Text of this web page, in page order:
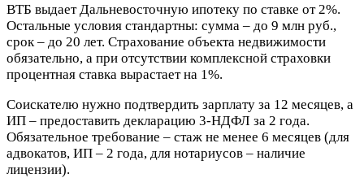
ВТБ выдает Дальневосточную ипотеку по ставке от 2%.
Остальные условия стандартны: сумма – до 9 млн руб.,
срок – до 20 лет. Страхование объекта недвижимости
обязательно, а при отсутствии комплексной страховки
процентная ставка вырастает на 1%.
Соискателю нужно подтвердить зарплату за 12 месяцев, а
ИП – предоставить декларацию 3-НДФЛ за 2 года.
Обязательное требование – стаж не менее 6 месяцев (для
адвокатов, ИП – 2 года, для нотариусов – наличие
лицензии).